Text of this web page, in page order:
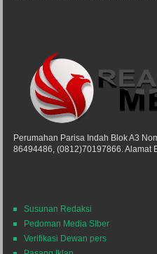
Perumahan Parisa Indah Blok A3
86494486, (0812)70197866. Alamat
Susunan Redaksi
Pedoman Media SIber
Verifikasi Dewan pers